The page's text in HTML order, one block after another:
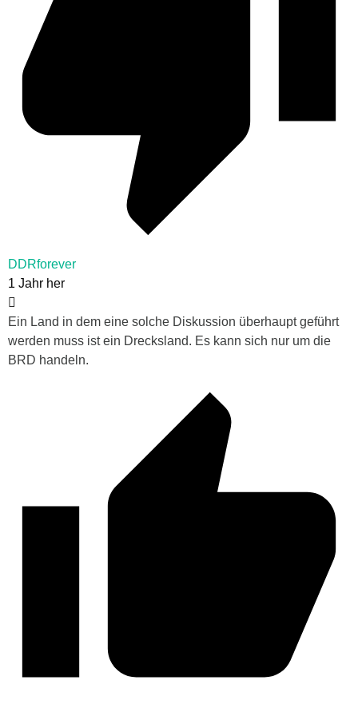
DDRforever
1 Jahr her
Ein Land in dem eine solche Diskussion überhaupt geführt
werden muss ist ein Drecksland. Es kann sich nur um die
BRD handeln.